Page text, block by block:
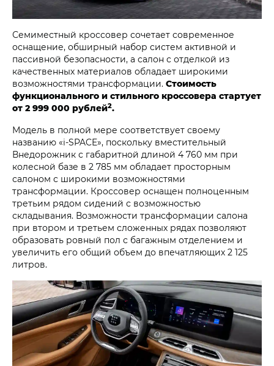
Семиместный кроссовер сочетает современное
оснащение, обширный набор систем активной и
пассивной безопасности, а салон с отделкой из
качественных материалов обладает широкими
возможностями трансформации. Стоимость
функционального и стильного кроссовера стартует
от 2 999 000 рублей2.
Модель в полной мере соответствует своему
названию «i‑SPACE», поскольку вместительный
Внедорожник с габаритной длиной 4 760 мм при
колесной базе в 2 785 мм обладает просторным
салоном с широкими возможностями
трансформации. Кроссовер оснащен полноценным
третьим рядом сидений с возможностью
складывания. Возможности трансформации салона
при втором и третьем сложенных рядах позволяют
образовать ровный пол с багажным отделением и
увеличить его общий объем до впечатляющих 2 125
литров.